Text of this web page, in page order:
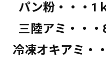
パン粉・・・1
三陸アミ・・
冷凍オキアミ・